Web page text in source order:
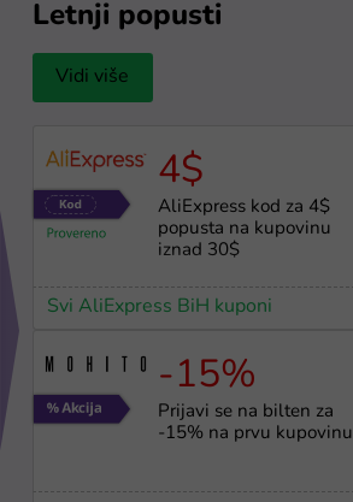
Letnji popusti
Vidi više
4$
AliExpress kod za 4$
popusta na kupovinu
iznad 30$
Svi AliExpress BiH kuponi
-15%
Prijavi se na bilten za
-15% na prvu kupovinu